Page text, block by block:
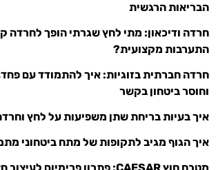
הבריאות הרגשית
חרדה ודיכאון: מתי לחץ שגרתי הופך לחרדה
התערבות מקצועית?
חרדה חברתית בזוגיות: איך להתמודד עם
וחוסר ביטחון בקשר
איך בעיות בריחת שתן משפיעות על לחץ
איך הגוף מגיב לתקופות של מתח ביטחוני